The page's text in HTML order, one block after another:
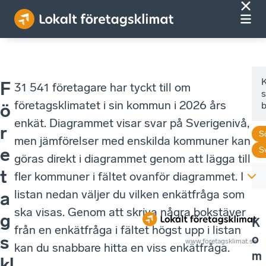
F
ö
r
e
t
a
g
s
31 541 företagare har tyckt till om
företagsklimatet i sin kommun i 2026 års
enkät. Diagrammet visar svar på Sverigenivå,
men jämförelser med enskilda kommuner kan
göras direkt i diagrammet genom att lägga till
fler kommuner i fältet ovanför diagrammet. I
listan nedan väljer du vilken enkätfråga som
ska visas. Genom att skriva några bokstäver
från en enkätfråga i fältet högst upp i listan
kan du snabbare hitta en viss enkätfråga.
www.foretagsklimat.se
K
o
m